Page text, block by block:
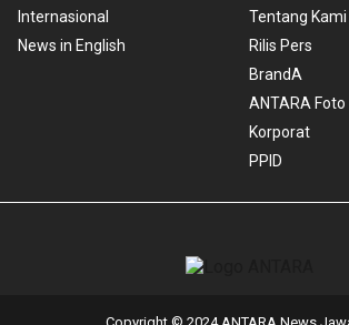
Internasional
News in English
Tentang Kami
Rilis Pers
BrandA
ANTARA Foto
Korporat
PPID